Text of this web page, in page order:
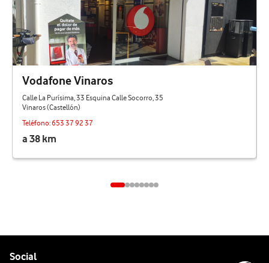
Vodafone Vinaros
Calle La Purísima, 33 Esquina Calle Socorro, 35
Vinaros (Castellón)
Teléfono:653 37 92 37
a 38 km
Social